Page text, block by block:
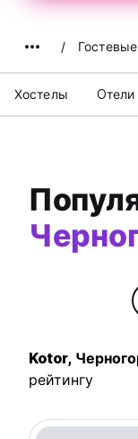
Хостелы Oтели
Kotor,
рейтингу